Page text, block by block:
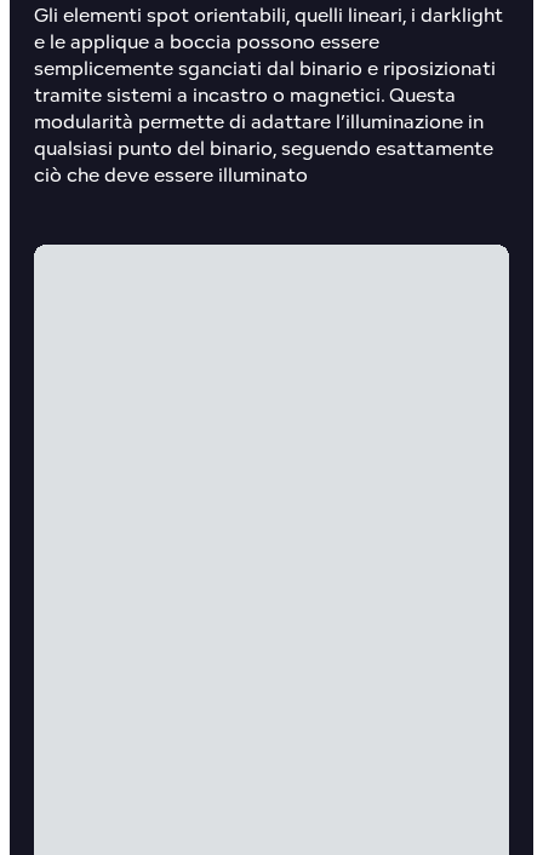
Gli elementi spot orientabili, quelli lineari, i darklight
e le applique a boccia possono essere
semplicemente sganciati dal binario e riposizionati
tramite sistemi a incastro o magnetici. Questa
modularità permette di adattare l’illuminazione in
qualsiasi punto del binario, seguendo esattamente
ciò che deve essere illuminato